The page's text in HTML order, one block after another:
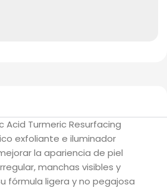
Acid Turmeric Resurfacing
exfoliante e iluminador
la apariencia de piel
manchas visibles y
fórmula ligera y no pegajosa